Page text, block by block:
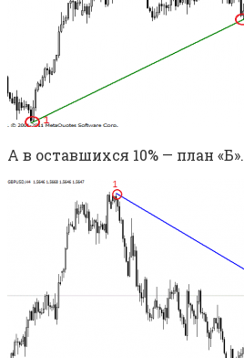
А в оставшихся 10% — план «Б».